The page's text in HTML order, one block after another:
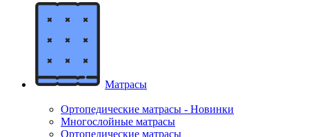
Матрасы
Ортопедические матрасы - Новинки
Многослойные матрасы
Ортопедические матрасы